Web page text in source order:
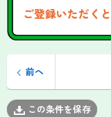
ご登録いただくと
前へ
この条件を保存